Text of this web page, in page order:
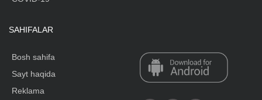
SAHIFALAR
Bosh sahifa
Sayt haqida
Reklama